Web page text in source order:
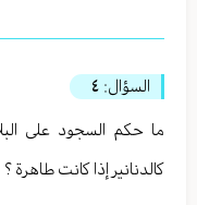
السؤال: ٤
ما حكم السجود على
كالدنانير إذا كانت طاهرة ؟